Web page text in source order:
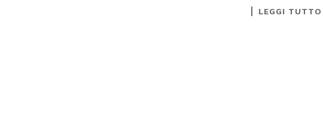
LEGGI TUTTO